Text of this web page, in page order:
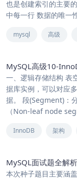
也是创建索引的主要
中每一行 数据的唯一
mysql 高级
MySQL高级10-
一、逻辑存储结构 表
据库实例，可以对应
据。 段(Segment)：
（Non-leaf node
InnoDB 架构
MySQL面试题全解
本次种子题目主要涵